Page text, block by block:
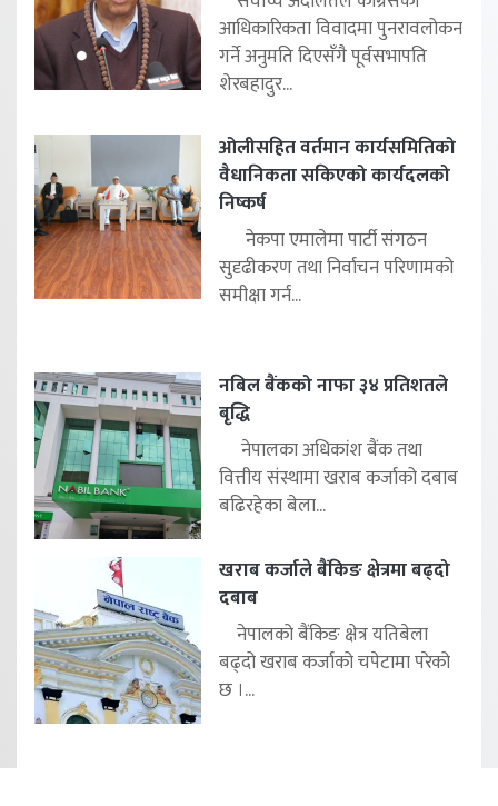
आधिकारिकता विवादमा पुनरावलोकन
गर्ने अनुमति दिएसँगै पूर्वसभापति
शेरबहादुर...
ओलीसहित वर्तमान कार्यसमितिको
वैधानिकता सकिएको कार्यदलको
निष्कर्ष
नेकपा एमालेमा पार्टी संगठन
सुदृढीकरण तथा निर्वाचन परिणामको
समीक्षा गर्न...
नबिल बैंकको नाफा ३४ प्रतिशतले
बृद्धि
नेपालका अधिकांश बैंक तथा
वित्तीय संस्थामा खराब कर्जाको दबाब
बढिरहेका बेला...
खराब कर्जाले बैंकिङ क्षेत्रमा बढ्दो
दबाब
नेपालको बैंकिङ क्षेत्र यतिबेला
बढ्दो खराब कर्जाको चपेटामा परेको
छ ।...